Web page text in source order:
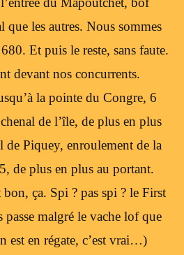
que les autres. Nous sommes
Et puis le reste, sans faute.
devant nos concurrents.
la pointe du Congre, 6
de l’île, de plus en plus
de Piquey, enroulement de la
de plus en plus au portant.
ça. Spi ? pas spi ? le First
malgré le vache lof que
est en régate, c’est vrai…)